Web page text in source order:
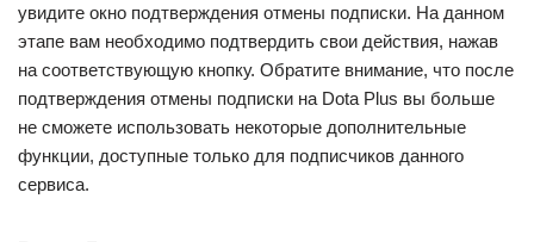
увидите окно подтверждения отмены подписки. На данном
этапе вам необходимо подтвердить свои действия, нажав
на соответствующую кнопку. Обратите внимание, что после
подтверждения отмены подписки на Dota Plus вы больше
не сможете использовать некоторые дополнительные
функции, доступные только для подписчиков данного
сервиса.